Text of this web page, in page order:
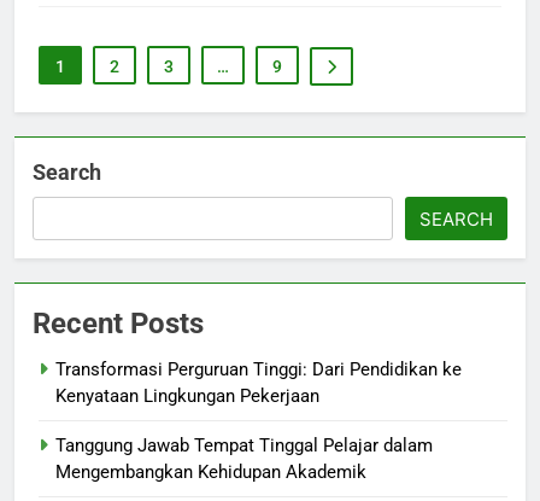
1 2 3 … 9
Search
SEARCH
Recent Posts
Transformasi Perguruan Tinggi: Dari Pendidikan ke
Kenyataan Lingkungan Pekerjaan
Tanggung Jawab Tempat Tinggal Pelajar dalam
Mengembangkan Kehidupan Akademik